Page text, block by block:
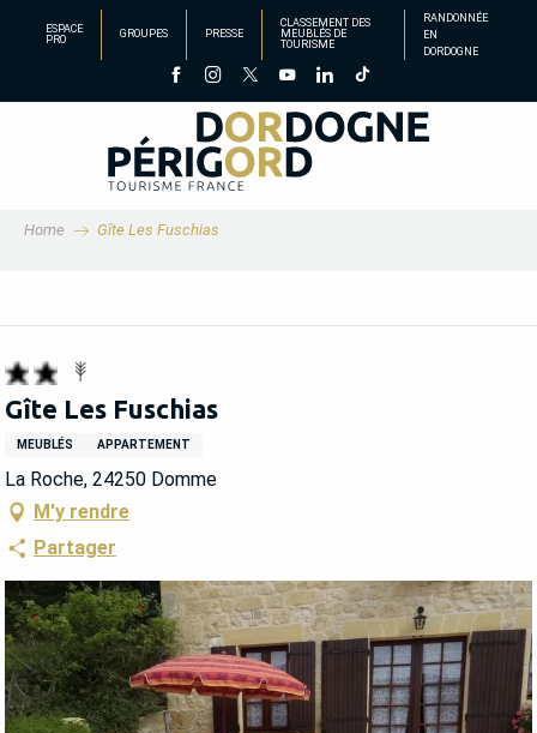
principal
ESPACE
PRO
GROUPES PRESSE
CLASSEMENT DES
MEUBLÉS DE
TOURISME
RANDONNÉE
EN
DORDOGNE
Home Gîte Les Fuschias
Gîte Les Fuschias
MEUBLÉS APPARTEMENT
La Roche, 24250 Domme
M'y rendre
Partager